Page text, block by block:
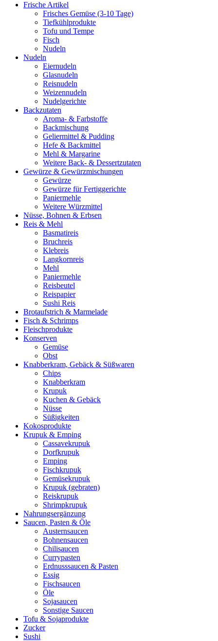
Frische Artikel
Frisches Gemüse (3-10 Tage)
Tiefkühlprodukte
Tofu und Tempe
Fisch
Nudeln
Nudeln
Eiernudeln
Glasnudeln
Reisnudeln
Weizennudeln
Nudelgerichte
Backzutaten
Aroma- & Farbstoffe
Backmischung
Geliermittel & Pudding
Hefe & Backmittel
Mehl & Margarine
Weitere Back- & Dessertzutaten
Gewürze & Gewürzmischungen
Gewürze
Gewürze für Fertiggerichte
Paniermehle
Weitere Würzmittel
Nüsse, Bohnen & Erbsen
Reis & Mehl
Basmatireis
Bruchreis
Klebreis
Langkornreis
Mehl
Paniermehle
Reisbeutel
Reispapier
Sushi Reis
Brotaufstrich & Marmelade
Fisch & Schrimps
Fleischprodukte
Konserven
Gemüse
Obst
Knabberkram, Gebäck & Süßwaren
Chips
Knabberkram
Krupuk
Kuchen & Gebäck
Nüsse
Süßigkeiten
Kokosprodukte
Krupuk & Emping
Cassavekrupuk
Dorfkrupuk
Emping
Fischkrupuk
Gemüsekrupuk
Krupuk (gebraten)
Reiskrupuk
Shrimpkrupuk
Nahrungsergänzung
Saucen, Pasten & Öle
Austernsaucen
Bohnensaucen
Chilisaucen
Currypasten
Erdnusssaucen & Pasten
Essig
Fischsaucen
Öle
Sojasaucen
Sonstige Saucen
Tofu & Sojaprodukte
Zucker
Sushi